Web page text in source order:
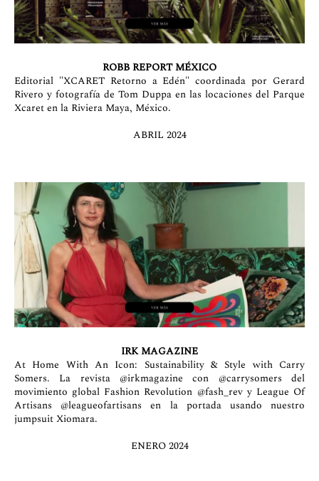
ROBB REPORT MÉXICO
Editorial "XCARET Retorno a Edén" coordinada por Gerard
Rivero y fotografía de Tom Duppa en las locaciones del Parque
Xcaret en la Riviera Maya, México.
ABRIL 2024
IRK MAGAZINE
At Home With An Icon: Sustainability & Style with Carry
Somers. La revista @irkmagazine con @carrysomers del
movimiento global Fashion Revolution @fash_revy League Of
Artisans @leagueofartisans en la portada usando nuestro
jumpsuit Xiomara.
ENERO 2024